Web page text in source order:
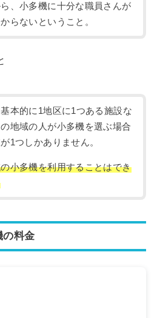
、小多機に十分な職員さんが
らないということ。
本的に1地区に1つある施設な
地域の人が小多機を選ぶ場合
1つしかありません。
小多機を利用することはでき
の料金